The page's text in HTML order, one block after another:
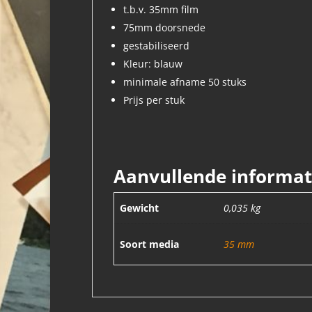
t.b.v. 35mm film
75mm doorsnede
gestabiliseerd
Kleur: blauw
minimale afname 50 stuks
Prijs per stuk
Aanvullende
Gewicht 0,035 kg
Soort media 35 mm